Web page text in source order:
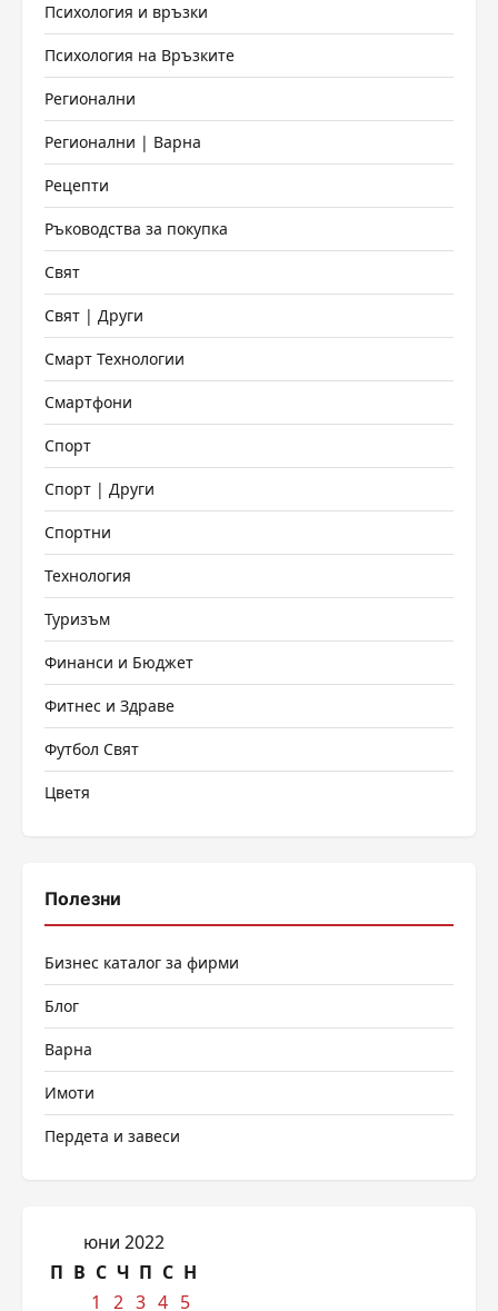
Психология и връзки
Психология на Връзките
Регионални
Регионални | Варна
Рецепти
Ръководства за покупка
Свят
Свят | Други
Смарт Технологии
Смартфони
Спорт
Спорт | Други
Спортни
Технология
Туризъм
Финанси и Бюджет
Фитнес и Здраве
Футбол Свят
Цветя
Полезни
Бизнес каталог за фирми
Блог
Варна
Имоти
Пердета и завеси
юни 2022
П В С Ч П С Н
1
2 3 4 5